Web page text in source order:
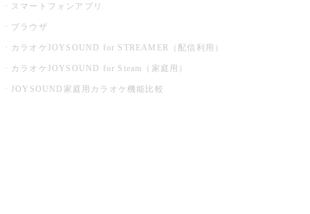
スマートフォンアプリ
ブラウザ
カラオケJOYSOUND for STREAMER（配信利用）
カラオケJOYSOUND for Steam（家庭用）
JOYSOUND家庭用カラオケ機能比較